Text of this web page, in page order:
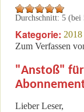
Durchschnitt: 5 (bei
Kategorie: 2018
Zum Verfassen
"Anstoß"
Lieber Leser,